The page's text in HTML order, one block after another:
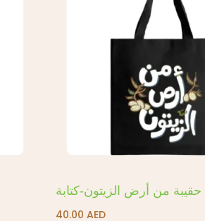
حقيبة من أرض الزيتون-كتابة
40.00 AED